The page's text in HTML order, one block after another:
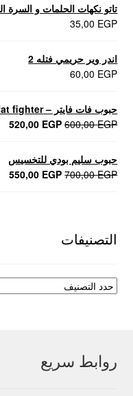
تاتو نكهات الحلمات و السرة
35,00 EGP
اندر وير حريمي فتله 2
60,00 EGP
حبوب فات فايتر – fat fighter
600,00EGP
السعر
600,00 EGP.
520,00 EGP
حبوب سليم بودي للتخسيس
700,00EGP
السعر550,00 EGP
التصنيفات
روابط سريع